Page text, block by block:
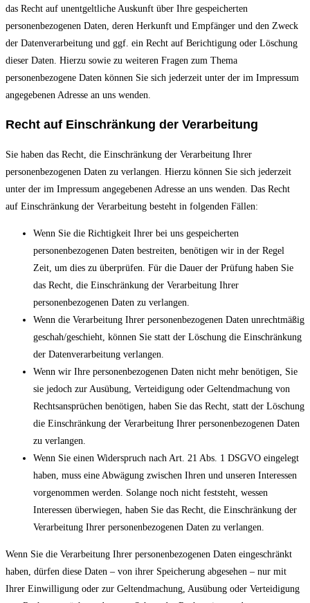
das Recht auf unentgeltliche Auskunft über Ihre gespeicherten
personenbezogenen Daten, deren Herkunft und Empfänger und den Zweck
der Datenverarbeitung und ggf. ein Recht auf Berichtigung oder Löschung
dieser Daten. Hierzu sowie zu weiteren Fragen zum Thema
personenbezogene Daten können Sie sich jederzeit unter der im Impressum
angegebenen Adresse an uns wenden.
Recht auf Einschränkung der Verarbeitung
Sie haben das Recht, die Einschränkung der Verarbeitung Ihrer
personenbezogenen Daten zu verlangen. Hierzu können Sie sich jederzeit
unter der im Impressum angegebenen Adresse an uns wenden. Das Recht
auf Einschränkung der Verarbeitung besteht in folgenden Fällen:
Wenn Sie die Richtigkeit Ihrer bei uns gespeicherten
personenbezogenen Daten bestreiten, benötigen wir in der Regel
Zeit, um dies zu überprüfen. Für die Dauer der Prüfung haben Sie
das Recht, die Einschränkung der Verarbeitung Ihrer
personenbezogenen Daten zu verlangen.
Wenn die Verarbeitung Ihrer personenbezogenen Daten unrechtmäßig
geschah/geschieht, können Sie statt der Löschung die Einschränkung
der Datenverarbeitung verlangen.
Wenn wir Ihre personenbezogenen Daten nicht mehr benötigen, Sie
sie jedoch zur Ausübung, Verteidigung oder Geltendmachung von
Rechtsansprüchen benötigen, haben Sie das Recht, statt der Löschung
die Einschränkung der Verarbeitung Ihrer personenbezogenen Daten
zu verlangen.
Wenn Sie einen Widerspruch nach Art. 21 Abs. 1 DSGVO eingelegt
haben, muss eine Abwägung zwischen Ihren und unseren Interessen
vorgenommen werden. Solange noch nicht feststeht, wessen
Interessen überwiegen, haben Sie das Recht, die Einschränkung der
Verarbeitung Ihrer personenbezogenen Daten zu verlangen.
Wenn Sie die Verarbeitung Ihrer personenbezogenen Daten eingeschränkt
haben, dürfen diese Daten – von ihrer Speicherung abgesehen – nur mit
Ihrer Einwilligung oder zur Geltendmachung, Ausübung oder Verteidigung